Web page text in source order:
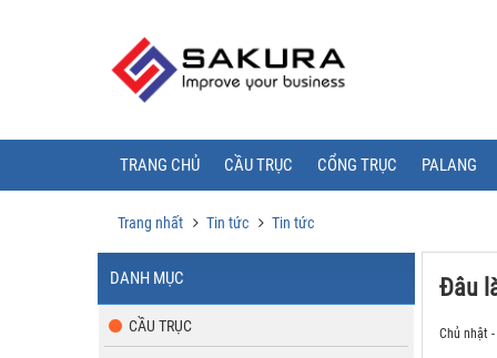
TRANG CHỦ CẦU TRỤC CỔNG TRỤC PALANG
Trang nhất Tin tức Tin tức
Đâu
Chủ nhật
DANH MỤC
CẦU TRỤC